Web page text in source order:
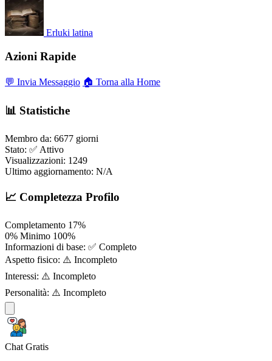
Erluki latina
Azioni Rapide
💬 Invia Messaggio 🏠 Torna alla Home
📊 Statistiche
Membro da: 6677 giorni
Stato: ✅ Attivo
Visualizzazioni: 1249
Ultimo aggiornamento: N/A
📈 Completezza Profilo
Completamento 17%
0% Minimo 100%
Informazioni di base: ✅ Completo
Aspetto fisico: ⚠️ Incompleto
Interessi: ⚠️ Incompleto
Personalità: ⚠️ Incompleto
Chat Gratis